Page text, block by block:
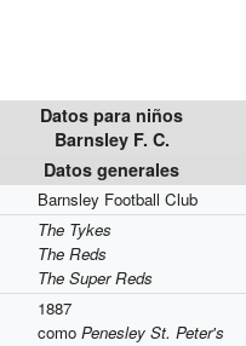
Datos para niños
Barnsley F. C.
Datos generales
Barnsley Football Club
The Tykes
The Reds
The Super Reds
1887
comoPenesley St. Peter's